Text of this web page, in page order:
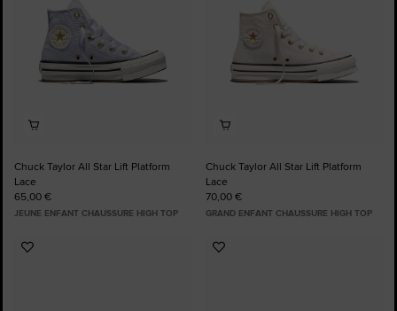
Chuck Taylor All Star Lift Platform
Lace
65,00 €
JEUNE ENFANT CHAUSSURE HIGH TOP
Chuck Taylor All Star Lift Platform
Lace
70,00 €
GRAND ENFANT CHAUSSURE HIGH TOP
Ajouter
Ajouter